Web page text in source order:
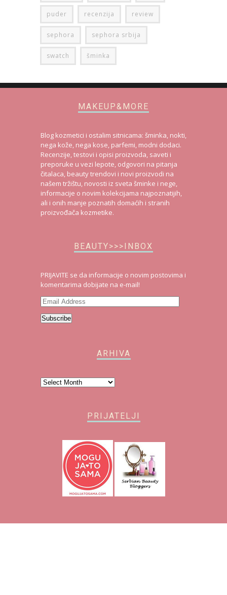
puder recenzija review
sephora sephora srbija
swatch šminka
MAKEUP&MORE
Blog kozmetici i ostalim sitnicama: šminka, nokti,
nega kože, nega kose, parfemi, modni dodaci.
Recenzije, testovi i opisi proizvoda, saveti i
preporuke u vezi lepote, odgovori na pitanja
čitalaca, beauty trendovi i novi proizvodi na
našem tržištu, novosti iz sveta šminke i nege,
informacije o novim kolekcijama najpoznatijih,
ali i onih manje poznatih domaćih i stranih
proizvođača kozmetike.
BEAUTY>>>INBOX
PRIJAVITE se da informacije o novim postovima i
komentarima dobijate na e-mail!
Email
Address
Subscribe
ARHIVA
Arhiva
PRIJATELJI